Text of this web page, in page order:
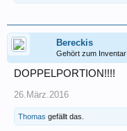
Bereckis
Gehört zum Inventar
DOPPELPORTION!!!!
26.März.2016
Thomas gefällt das.